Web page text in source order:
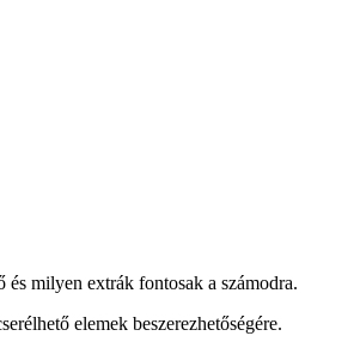
milyen extrák fontosak a számodra.
elemek beszerezhetőségére.